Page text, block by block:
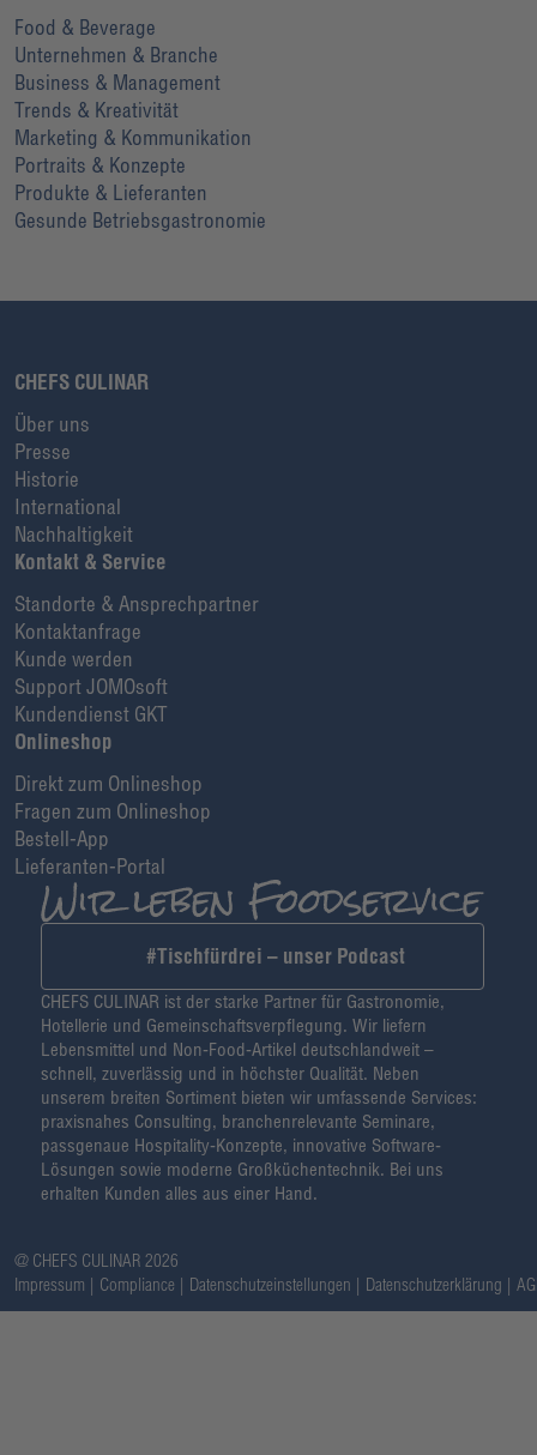
Food & Beverage
Unternehmen & Branche
Business & Management
Trends & Kreativität
Marketing & Kommunikation
Portraits & Konzepte
Produkte & Lieferanten
Gesunde Betriebsgastronomie
CHEFS CULINAR
Über uns
Presse
Historie
International
Nachhaltigkeit
Kontakt & Service
Standorte & Ansprechpartner
Kontaktanfrage
Kunde werden
Support JOMOsoft
Kundendienst GKT
Onlineshop
Direkt zum Onlineshop
Fragen zum Onlineshop
Bestell-App
Lieferanten-Portal
#Tischfürdrei – unser Podcast
CHEFS CULINAR ist der starke Partner für Gastronomie,
Hotellerie und Gemeinschaftsverpflegung. Wir liefern
Lebensmittel und Non-Food-Artikel deutschlandweit –
schnell, zuverlässig und in höchster Qualität. Neben
unserem breiten Sortiment bieten wir umfassende Services:
praxisnahes Consulting, branchenrelevante Seminare,
passgenaue Hospitality-Konzepte, innovative Software-
Lösungen sowie moderne Großküchentechnik. Bei uns
erhalten Kunden alles aus einer Hand.
@ CHEFS CULINAR 2026
Impressum
Compliance Datenschutzeinstellungen Datenschutzerklärung